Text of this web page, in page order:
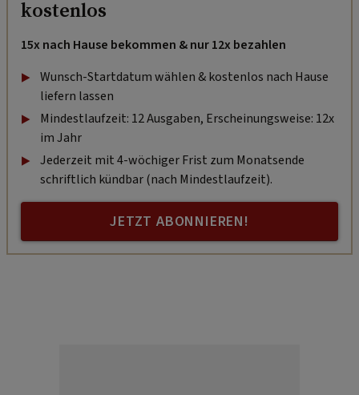
kostenlos
15x nach Hause bekommen & nur 12x bezahlen
Wunsch-Startdatum wählen & kostenlos nach Hause
liefern lassen
Mindestlaufzeit: 12 Ausgaben, Erscheinungsweise: 12x
im Jahr
Jederzeit mit 4-wöchiger Frist zum Monatsende
schriftlich kündbar (nach Mindestlaufzeit).
JETZT ABONNIEREN!